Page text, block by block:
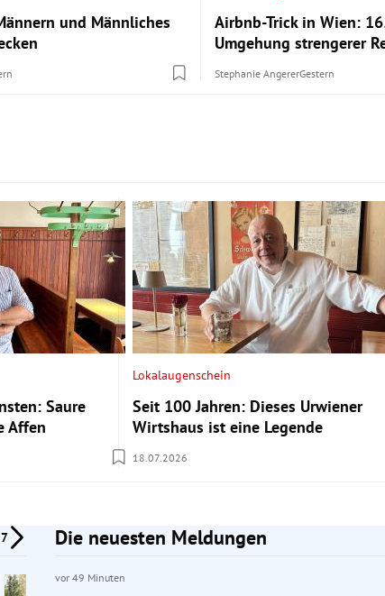
und Männliches
Airbnb-Trick in Wien:
Umgehung strengerer
Stephanie AngererGestern
Saure
Affen
Lokalaugenschein
Seit 100 Jahren: Dieses Urwiener
Wirtshaus ist eine Legende
18.07.2026
Die neuesten Meldungen
vor 49 Minuten